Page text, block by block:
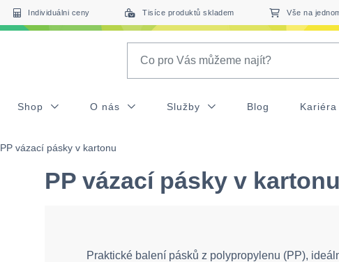
Individuálni ceny Tisíce produktů skladem Vše na
Shop O nás Služby Blog Kariéra
PP vázací pásky v kartonu
PP vázací pásky v kartonu
Praktické balení pásků z polypropylenu (PP),